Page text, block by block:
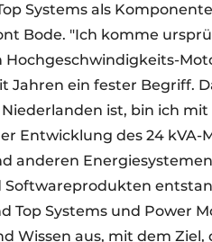
Systems als
Bode. "Ich komme
Hochgeschwindigkeits-
Jahren ein fester Begriff.
ist, bin ich
Entwicklung des 24
anderen
Softwareprodukten
Top Systems und Power
Wissen aus, mit dem